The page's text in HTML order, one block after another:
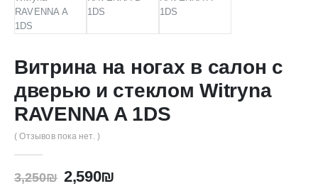
Витрина на ногах в салон с
дверью и стеклом Witryna
RAVENNA A 1DS
( Отзывов пока нет. )
3,250₪ 2,590₪